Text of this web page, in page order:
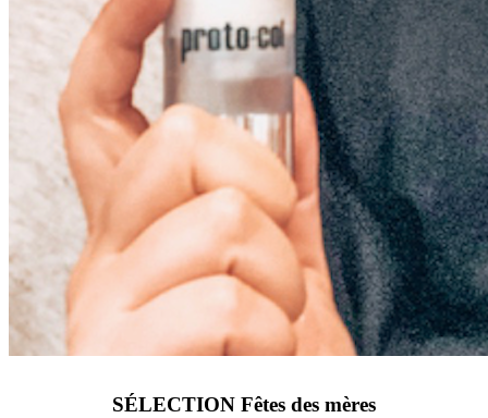
SÉLECTION Fêtes des mères